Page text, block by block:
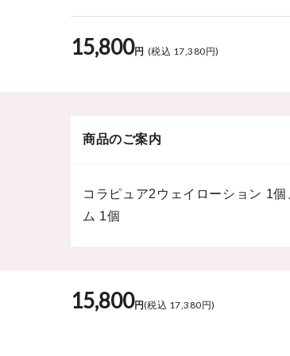
15,800円 (税込 17,380円)
商品のご案内
コラピュア2ウェイローション 1
ム 1個
15,800円(税込 17,380円)